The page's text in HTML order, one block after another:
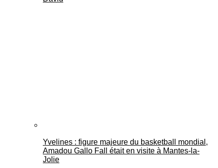
Yvelines : figure majeure du basketball mondial,
Amadou Gallo Fall était en visite à Mantes-la-
Jolie